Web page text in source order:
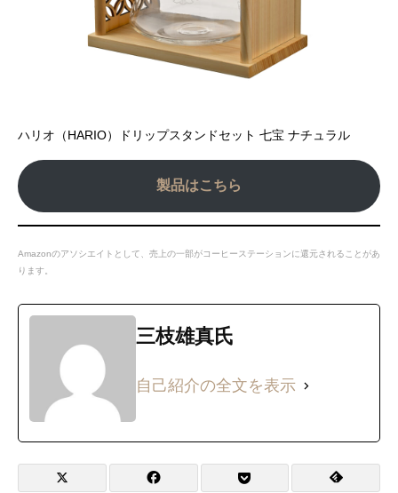
ハリオ（HARIO）ドリップスタンドセット 七宝 ナチュラル
製品はこちら
Amazonのアソシエイトとして、売上の一部がコーヒーステーションに還元されることがあ
ります。
三枝雄真氏
自己紹介の全文を表示